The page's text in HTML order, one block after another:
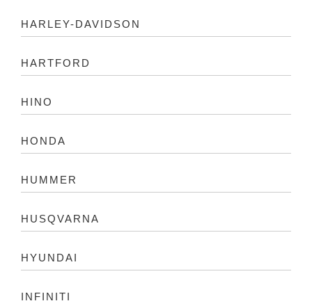
HARLEY-DAVIDSON
HARTFORD
HINO
HONDA
HUMMER
HUSQVARNA
HYUNDAI
INFINITI